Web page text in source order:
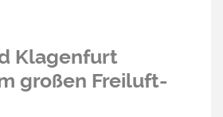
Klagenfurt
großen Freiluft-